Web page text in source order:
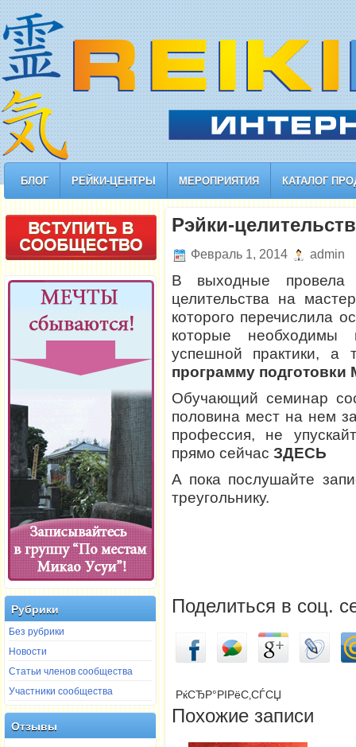
БЛОГ РЕЙКИ-ЦЕНТРЫ МЕРОПРИЯТИЯ КАТАЛОГ
Рубрики
Без рубрики
Новости
Статьи членов сообщества
Участники сообщества
Отзывы
Рэйки-
Февраль 1, 2014 admin
В выходные провела
целительства на
которого перечислила
которые необходимы
успешной практики, а
программу подготовки
Обучающий семинар
половина мест на нем
профессия, не
прямо сейчас ЗДЕСЬ
А пока послушайте
треугольнику.
Поделиться в соц.
РќСЂР°РІРёС‚СЃСЏ
Похожие записи